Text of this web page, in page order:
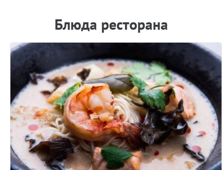
Блюда ресторана